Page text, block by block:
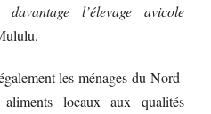
l’élevage avicole
les ménages du Nord-
locaux aux qualités